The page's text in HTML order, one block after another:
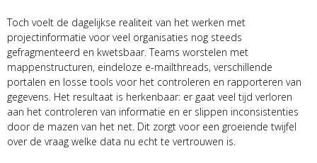
Toch voelt de dagelijkse realiteit van het werken met
projectinformatie voor veel organisaties nog steeds
gefragmenteerd en kwetsbaar. Teams worstelen met
mappenstructuren, eindeloze e-mailthreads, verschillende
portalen en losse tools voor het controleren en rapporteren van
gegevens. Het resultaat is herkenbaar: er gaat veel tijd verloren
aan het controleren van informatie en er slippen inconsistenties
door de mazen van het net. Dit zorgt voor een groeiende twijfel
over de vraag welke data nu echt te vertrouwen is.